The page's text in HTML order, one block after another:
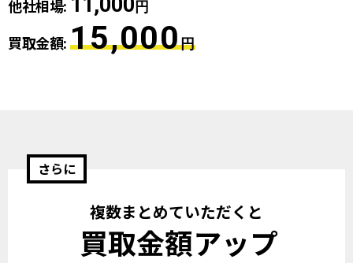
他社相場: 円
買取金額:15,000円
さらに
複数まとめていただくと
買取金額アップ